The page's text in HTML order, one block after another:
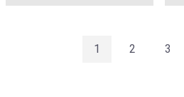
1 2 3